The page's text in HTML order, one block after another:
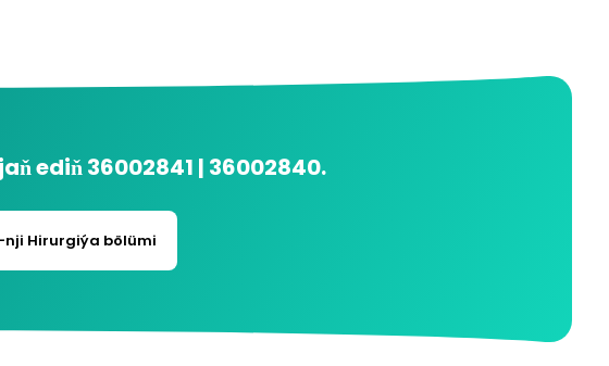
ediň36002841 | 36002840.
nji Hirurgiýa bölümi